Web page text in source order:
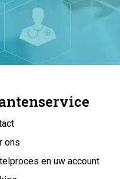
ons
en uw account